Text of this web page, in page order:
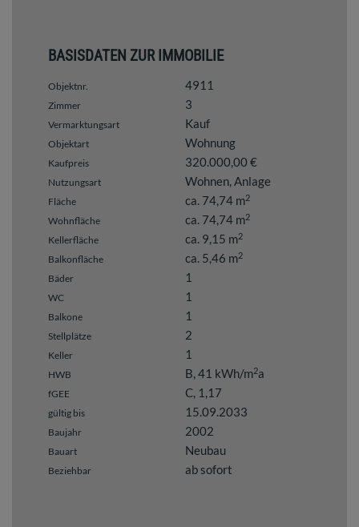
BASISDATEN ZUR IMMOBILIE
Objektnr. 4911
Zimmer 3
Vermarktungsart Kauf
Objektart Wohnung
Kaufpreis 320.000,00 €
Nutzungsart Wohnen Anlage
Fläche ca. 74,74 m2
Wohnfläche ca. 74,74 m2
Kellerfläche ca. 9,15 m2
Balkonfläche ca. 5,46 m2
Bäder 1
WC 1
Balkone 1
Stellplätze 2
Keller 1
HWB B, 41 kWh/m2a
fGEE C, 1,17
gültig bis 15.09.2033
Baujahr 2002
Bauart Neubau
Beziehbar ab sofort